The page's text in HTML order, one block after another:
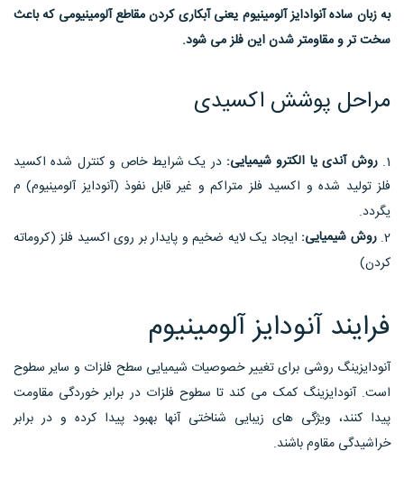
به زبان ساده آنوادایز آلومینیوم یعنی آبکاری کردن مقاطع آلومینیومی که باعث
سخت تر و مقاومتر شدن این فلز می شود.
مراحل پوشش اکسیدی
روش آندی یا الکترو شیمیایی:در یک شرایط خاص و کنترل شده اکسید
فلز تولید شده و اکسید فلز متراکم و غیر قابل نفوذ (آنودایز آلومینیوم) م
یگردد.
روش شیمیایی: ایجاد یک لایه ضخیم و پایدار بر روی اکسید فلز (کروماته
کردن)
فرایند آنودایز آلومینیوم
آنودایزینگ روشی برای تغییر خصوصیات شیمیایی سطح فلزات و سایر سطوح
است. آنودایزینگ کمک می کند تا سطوح فلزات در برابر خوردگی مقاومت
پیدا کنند، ویژگی های زیبایی شناختی آنها بهبود پیدا کرده و در برابر
خراشیدگی مقاوم باشند.